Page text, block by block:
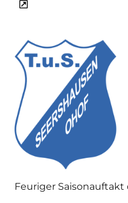
Feuriger Saisonauftakt